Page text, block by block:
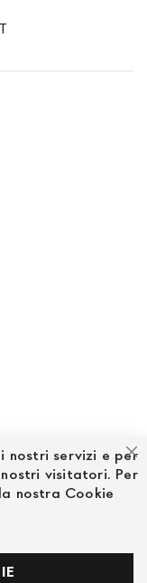
nostri servizi e per
visitatori. Per
nostra Cookie